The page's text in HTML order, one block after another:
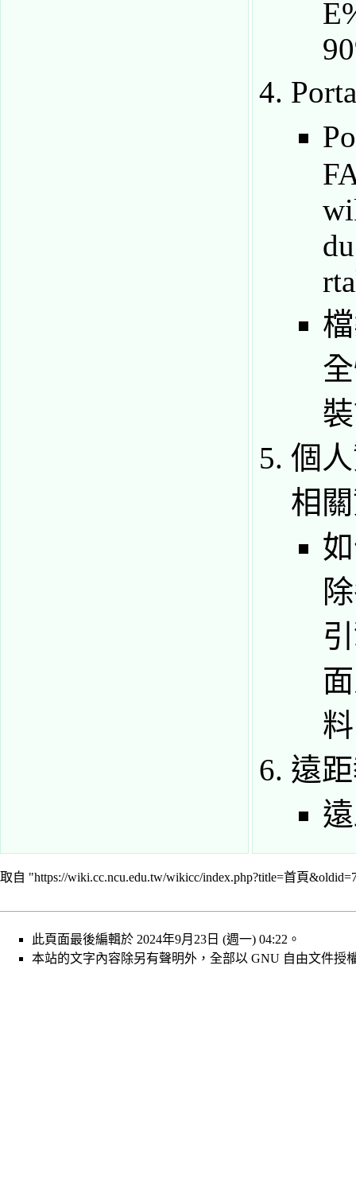
個
相
料
遠
取自 "https://wiki.cc.ncu.edu.tw/wikicc/index.php?title=首頁
此頁面最後編輯於 2024年9月23日 (週一) 04:22。
本站的文字內容除另有聲明外，全部以 GNU 自由文件授